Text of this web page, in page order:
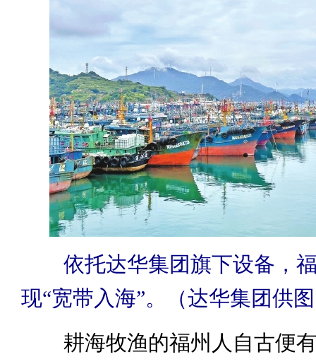
依托达华集团旗下设备，
现“宽带入海”。（达华集团供
耕海牧渔的福州人自古便有